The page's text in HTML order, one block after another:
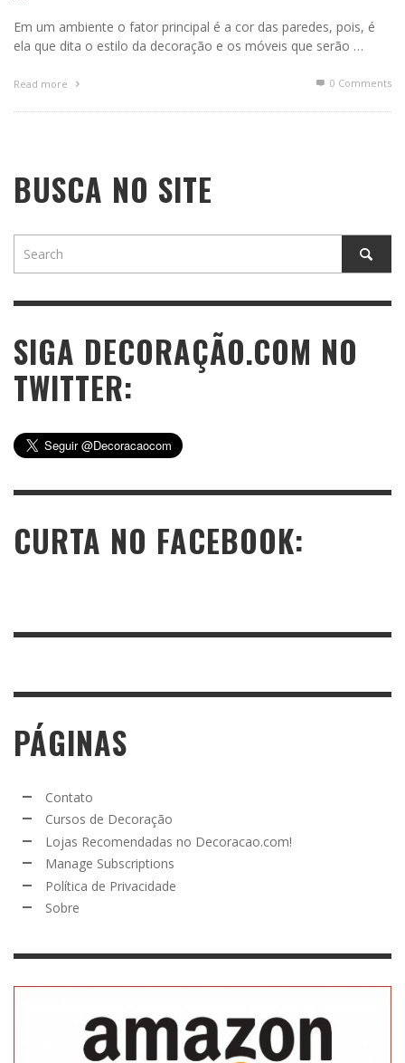
Em um ambiente o fator principal é a cor das paredes, pois, é
ela que dita o estilo da decoração e os móveis que serão …
Read more 0 Comments
BUSCA NO SITE
SIGA DECORAÇÃO.COM NO
TWITTER:
CURTA NO FACEBOOK:
PÁGINAS
Contato
Cursos de Decoração
Lojas Recomendadas no Decoracao.com!
Manage Subscriptions
Política de Privacidade
Sobre